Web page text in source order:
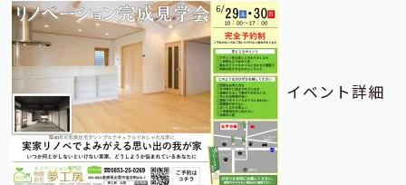
イベント詳細